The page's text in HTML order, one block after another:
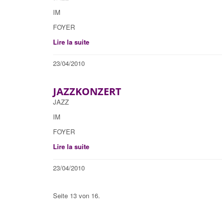
IM
FOYER
Lire la suite
23/04/2010
JAZZKONZERT
JAZZ
IM
FOYER
Lire la suite
23/04/2010
Seite 13 von 16.